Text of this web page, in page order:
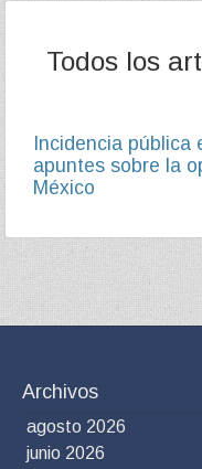
Todos los
Incidencia
apuntes sobre la
México
Archivos
agosto 2026
junio 2026